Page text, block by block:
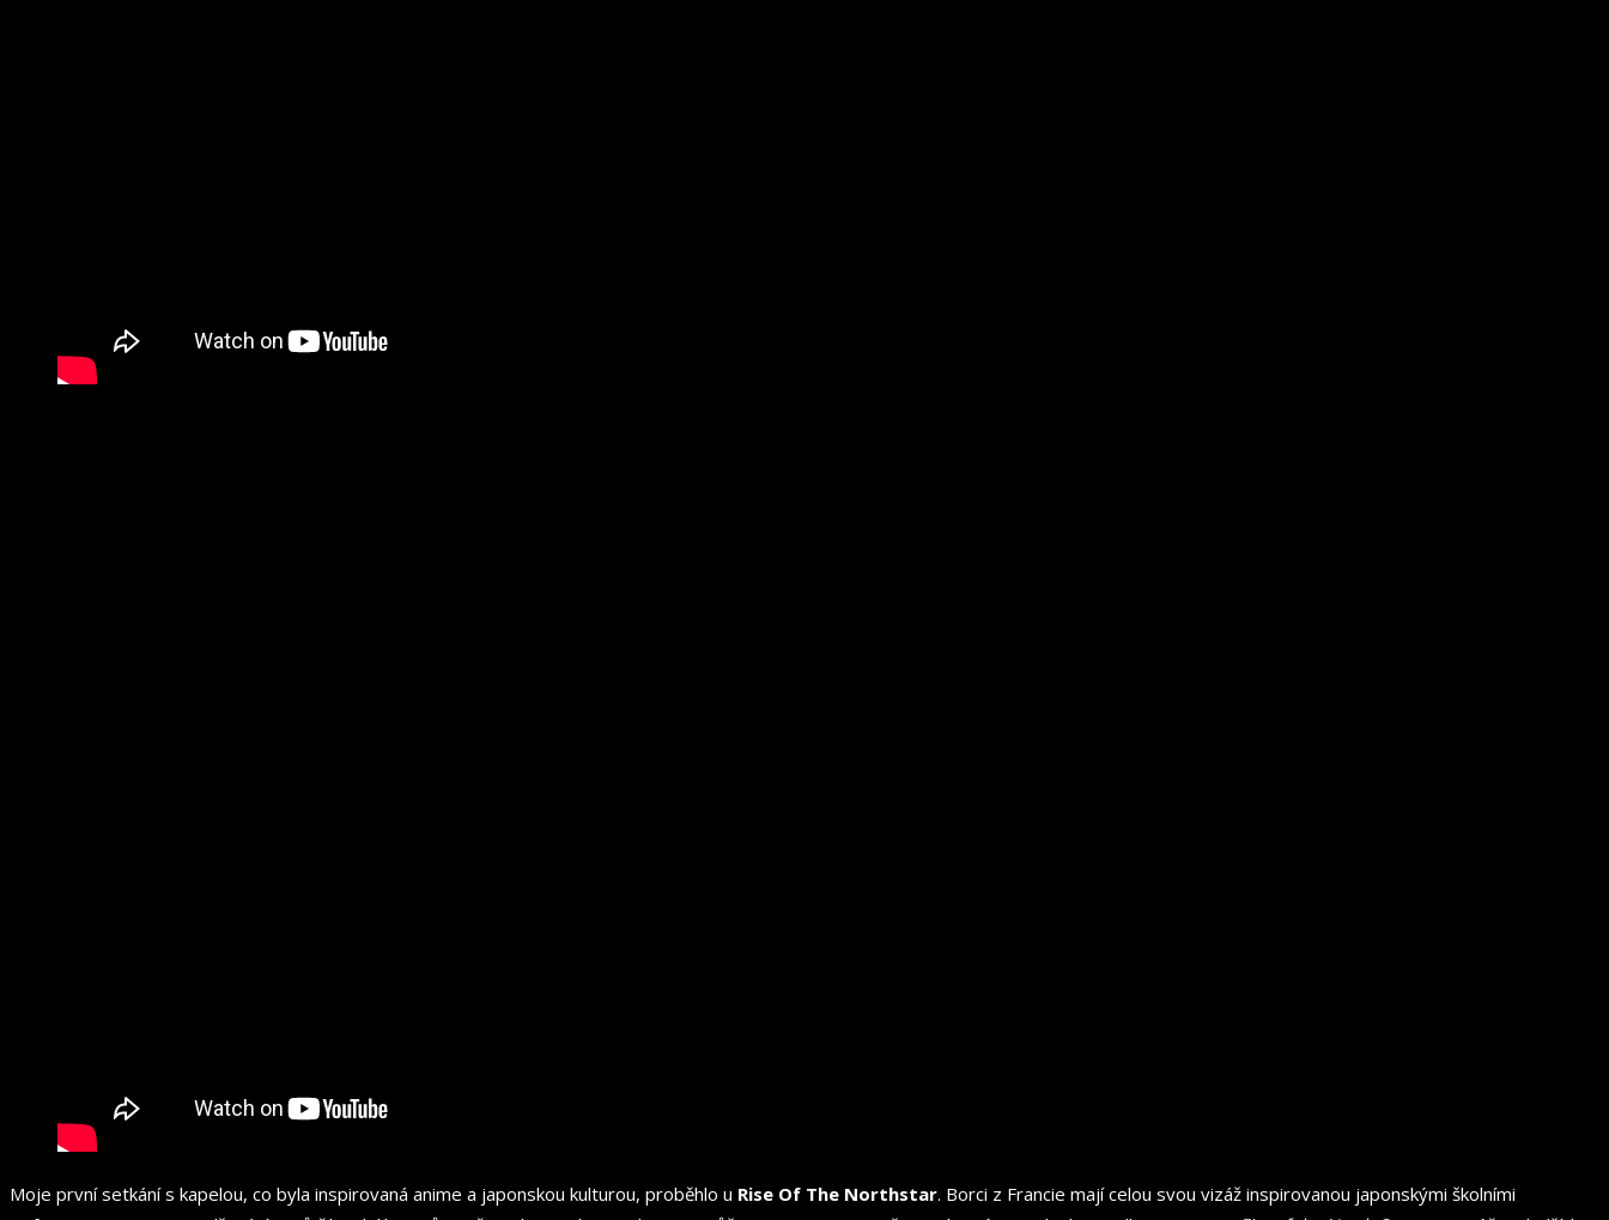
Moje první setkání s kapelou, co byla inspirovaná anime a japonskou kulturou, proběhlo u Rise Of The Northstar. Borci z Francie mají celou svou vizáž inspirovanou japonskými školními